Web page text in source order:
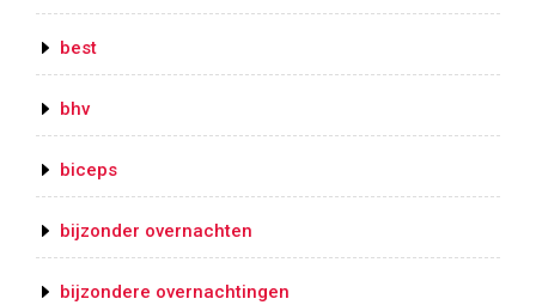
best
bhv
biceps
bijzonder overnachten
bijzondere overnachtingen